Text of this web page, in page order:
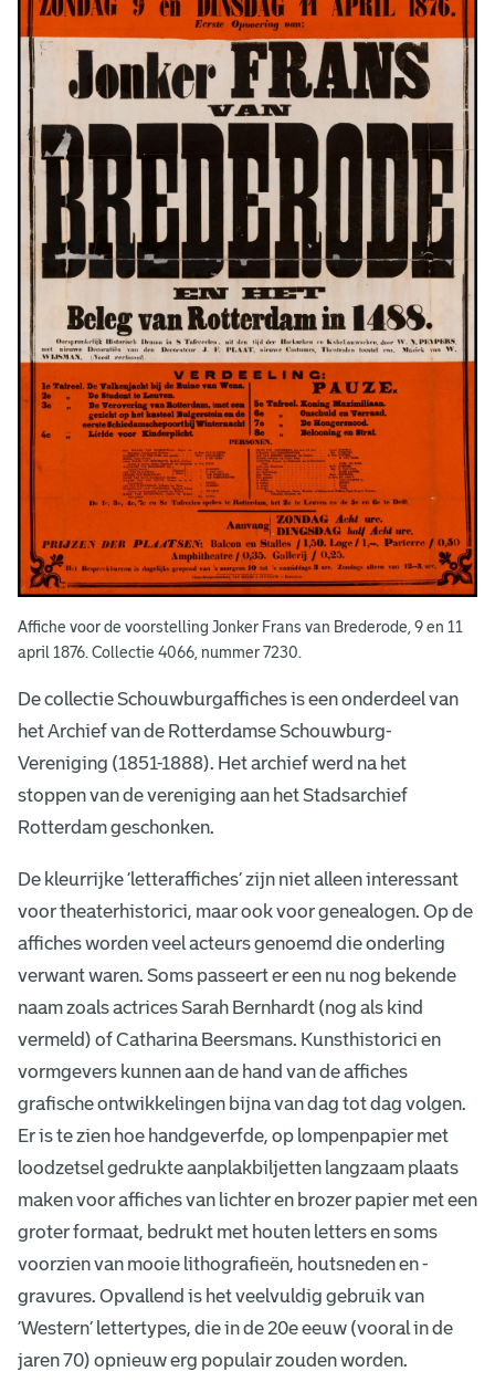
Affiche voor de voorstelling Jonker Frans van Brederode, 9 en 11
april 1876. Collectie 4066, nummer 7230.
De collectie Schouwburgaffiches is een onderdeel van
het Archief van de Rotterdamse Schouwburg-
Vereniging (1851-1888). Het archief werd na het
stoppen van de vereniging aan het Stadsarchief
Rotterdam geschonken.
De kleurrijke ‘letteraffiches’ zijn niet alleen interessant
voor theaterhistorici, maar ook voor genealogen. Op de
affiches worden veel acteurs genoemd die onderling
verwant waren. Soms passeert er een nu nog bekende
naam zoals actrices Sarah Bernhardt (nog als kind
vermeld) of Catharina Beersmans. Kunsthistorici en
vormgevers kunnen aan de hand van de affiches
grafische ontwikkelingen bijna van dag tot dag volgen.
Er is te zien hoe handgeverfde, op lompenpapier met
loodzetsel gedrukte aanplakbiljetten langzaam plaats
maken voor affiches van lichter en brozer papier met een
groter formaat, bedrukt met houten letters en soms
voorzien van mooie lithografieën, houtsneden en -
gravures. Opvallend is het veelvuldig gebruik van
‘Western’ lettertypes, die in de 20e eeuw (vooral in de
jaren 70) opnieuw erg populair zouden worden.